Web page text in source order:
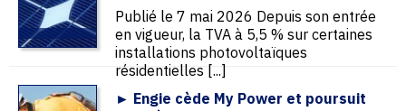
Publié le 7 mai 2026 Depuis son entrée
en vigueur, la TVA à 5,5 % sur certaines
installations photovoltaïques
résidentielles [...]
► Engie cède My Power et poursuit